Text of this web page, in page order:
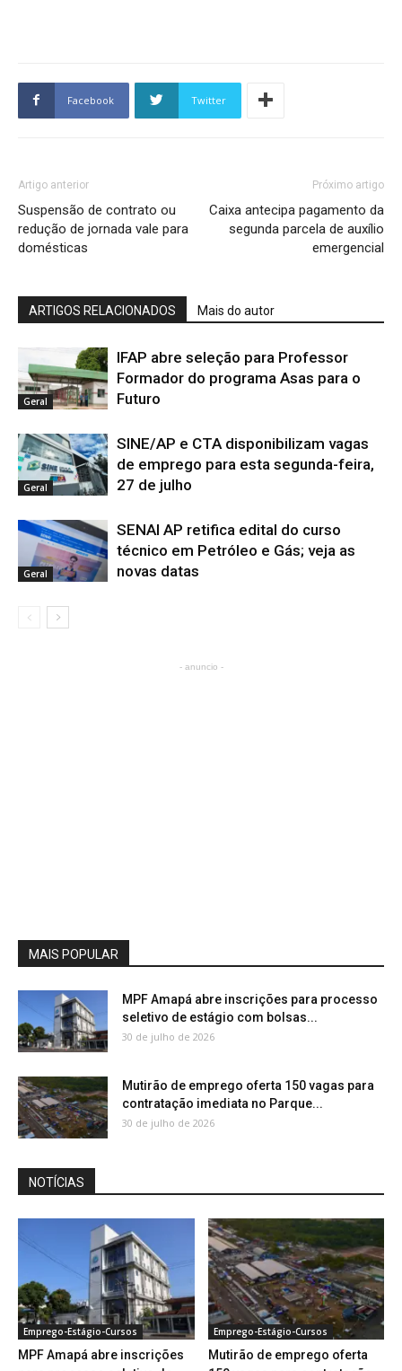
Facebook Twitter
Artigo anterior
Suspensão de contrato ou
redução de jornada vale para
domésticas
Próximo artigo
Caixa antecipa pagamento da
segunda parcela de auxílio
emergencial
ARTIGOS RELACIONADOS Mais do autor
Geral
IFAP abre seleção para Professor
Formador do programa Asas para o
Futuro
Geral
SINE/AP e CTA disponibilizam vagas
de emprego para esta segunda-feira,
27 de julho
Geral
SENAI AP retifica edital do curso
técnico em Petróleo e Gás; veja as
novas datas
- anuncio -
MAIS POPULAR
MPF Amapá abre inscrições para processo
seletivo de estágio com bolsas...
30 de julho de 2026
Mutirão de emprego oferta 150 vagas para
contratação imediata no Parque...
30 de julho de 2026
NOTÍCIAS
Emprego-Estágio-Cursos
MPF Amapá abre inscrições
Emprego-Estágio-Cursos
Mutirão de emprego oferta